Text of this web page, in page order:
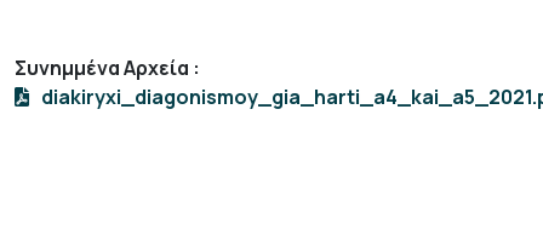
Συνημμένα Αρχεία :